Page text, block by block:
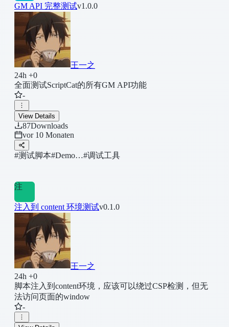
GM API 完整测试v1.0.0
王一之
24h +0
全面测试ScriptCat的所有GM API功能
-
View Details
87Downloads
vor 10 Monaten
#测试脚本#Demo…#调试工具
注
注入到 content 环境测试v0.1.0
王一之
24h +0
脚本注入到content环境，应该可以绕过CSP检测，但无
法访问页面的window
-